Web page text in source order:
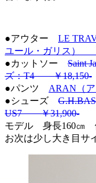
●アウター LE
ユール・ガリス
●カットソー Saint
ズ：T4 ￥18,150-
●パンツ ARAN（
●シューズ
US7 ￥31,900-
モデル 身長160㎝
お次は少し大き目サ